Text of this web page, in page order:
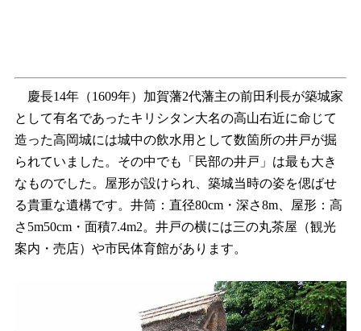
慶長14年（1609年）加賀藩2代藩主の前田利長が築城家
として有名であったキリシタン大名の高山右近に命じて
造った高岡城には城中の飲水用として数箇所の井戸が掘
られていました。その中でも「民部の井戸」は最も大き
なものでした。屋形が設けられ、築城当時の姿を偲ばせ
る貴重な遺構です。井筒：直径80cm・深さ8m、屋形：高
さ5m50cm・面積7.4m2。井戸の横には三の丸茶屋（観光
案内・売店）や市民体育館があります。